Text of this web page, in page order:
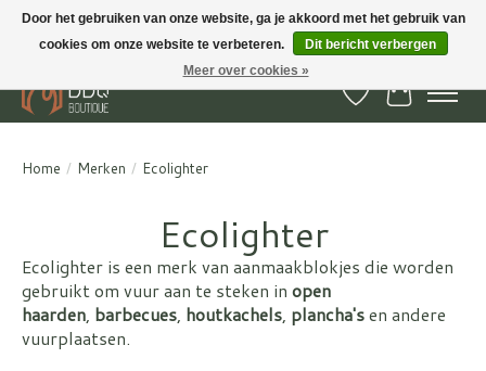
BBQ Boutique - Gratis verzenden en afhalen in Hedel en Kesteren
Verlanglijst
Home / Merken / Ecolighter
Ecolighter
Ecolighter is een merk van aanmaakblokjes die worden
gebruikt om vuur aan te steken in open
haarden barbecues houtkachels plancha'sen andere
vuurplaatsen.
Door het gebruiken van onze website, ga je akkoord met het gebruik van
cookies om onze website te verbeteren.
Dit bericht verbergen
Meer over cookies »